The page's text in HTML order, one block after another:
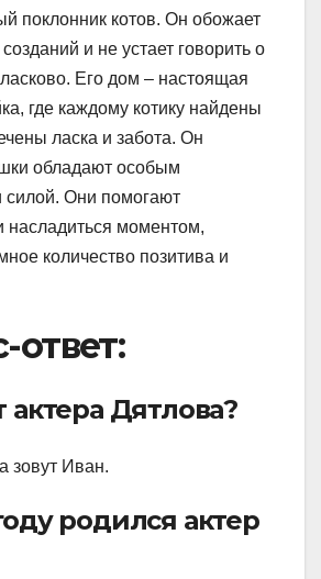
поклонник котов. Он обожает
и не устает говорить о
Его дом – настоящая
где каждому котику найдены
ласка и забота. Он
обладают особым
силой. Они помогают
насладиться моментом,
количество позитива и
ответ:
актера Дятлова?
зовут Иван.
родился актер